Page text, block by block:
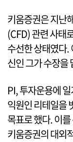
키움증권은 지난
(CFD) 관련 사태
수선한 상태였다.
신인 그가 수장을
PI, 투자운용에
익원인 리테일을
목표로 했다. 이
키움증권의 대외